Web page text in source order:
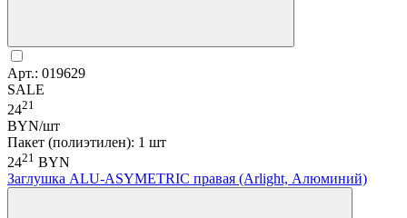
Арт.: 019629
SALE
2421
BYN/шт
Пакет (полиэтилен): 1 шт
2421 BYN
Заглушка ALU-ASYMETRIC правая (Arlight, Алюминий)